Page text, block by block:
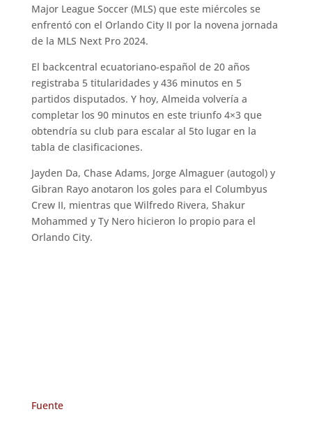
Major League Soccer (MLS) que este miércoles se
enfrentó con el Orlando City II por la novena jornada
de la MLS Next Pro 2024.
El backcentral ecuatoriano-español de 20 años
registraba 5 titularidades y 436 minutos en 5
partidos disputados. Y hoy, Almeida volvería a
completar los 90 minutos en este triunfo 4×3 que
obtendría su club para escalar al 5to lugar en la
tabla de clasificaciones.
Jayden Da, Chase Adams, Jorge Almaguer (autogol) y
Gibran Rayo anotaron los goles para el Columbyus
Crew II, mientras que Wilfredo Rivera, Shakur
Mohammed y Ty Nero hicieron lo propio para el
Orlando City.
Fuente